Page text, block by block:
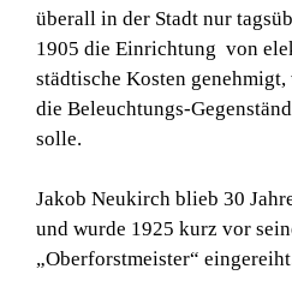
überall in der Stadt nur
1905 die Einrichtung von
städtische Kosten
die Beleuchtungs-
solle.
Jakob Neukirch blieb 30
und wurde 1925 kurz vor
„Oberforstmeister“